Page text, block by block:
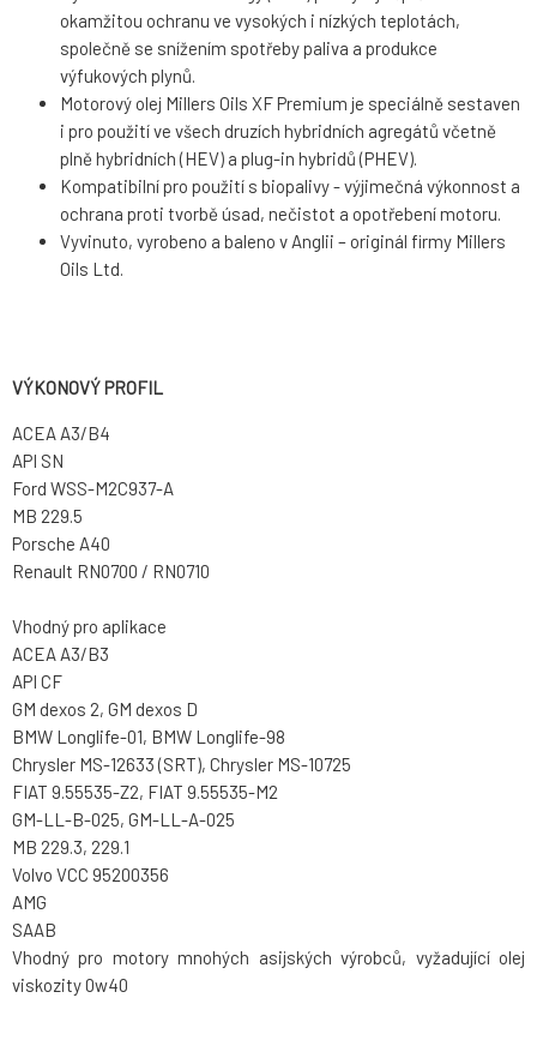
okamžitou ochranu ve vysokých i nízkých teplotách,
společně se snížením spotřeby paliva a produkce
výfukových plynů.
Motorový olej Millers Oils XF Premium je speciálně sestaven
i pro použití ve všech druzích hybridních agregátů včetně
plně hybridních (HEV) a plug-in hybridů (PHEV).
Kompatibilní pro použití s biopalivy - výjimečná výkonnost a
ochrana proti tvorbě úsad, nečistot a opotřebení motoru.
Vyvinuto, vyrobeno a baleno v Anglii – originál firmy Millers
Oils Ltd.
VÝKONOVÝ PROFIL
ACEA A3/B4
API SN
Ford WSS-M2C937-A
MB 229.5
Porsche A40
Renault RN0700 / RN0710
Vhodný pro aplikace
ACEA A3/B3
API CF
GM dexos 2, GM dexos D
BMW Longlife-01, BMW Longlife-98
Chrysler MS-12633 (SRT), Chrysler MS-10725
FIAT 9.55535-Z2, FIAT 9.55535-M2
GM-LL-B-025, GM-LL-A-025
MB 229.3, 229.1
Volvo VCC 95200356
AMG
SAAB
Vhodný pro motory mnohých asijských výrobců, vyžadující olej
viskozity 0w40